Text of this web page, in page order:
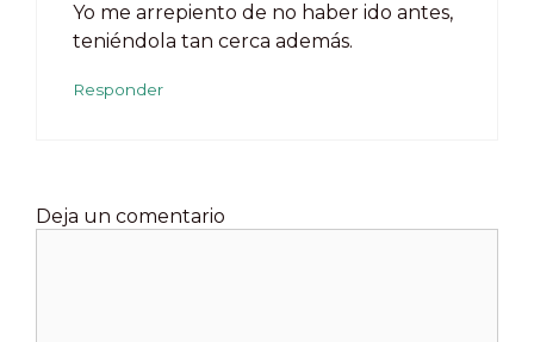
Yo me arrepiento de no haber ido antes,
teniéndola tan cerca además.
Responder
Deja un comentario